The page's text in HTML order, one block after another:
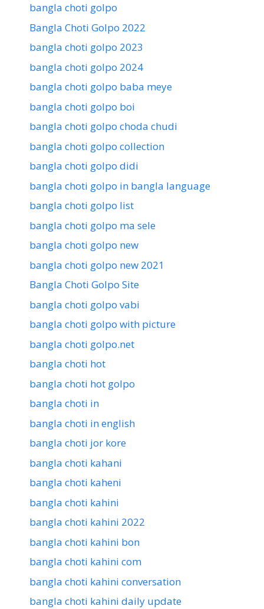
bangla choti golpo
Bangla Choti Golpo 2022
bangla choti golpo 2023
bangla choti golpo 2024
bangla choti golpo baba meye
bangla choti golpo boi
bangla choti golpo choda chudi
bangla choti golpo collection
bangla choti golpo didi
bangla choti golpo in bangla language
bangla choti golpo list
bangla choti golpo ma sele
bangla choti golpo new
bangla choti golpo new 2021
Bangla Choti Golpo Site
bangla choti golpo vabi
bangla choti golpo with picture
bangla choti golpo.net
bangla choti hot
bangla choti hot golpo
bangla choti in
bangla choti in english
bangla choti jor kore
bangla choti kahani
bangla choti kaheni
bangla choti kahini
bangla choti kahini 2022
bangla choti kahini bon
bangla choti kahini com
bangla choti kahini conversation
bangla choti kahini daily update